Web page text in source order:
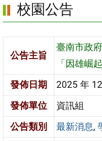
容
區
校園公告
公告主旨
臺南市政
「因雄崛
發佈日期
2025 年
發佈單位
資訊組
公告類別
最新消息,